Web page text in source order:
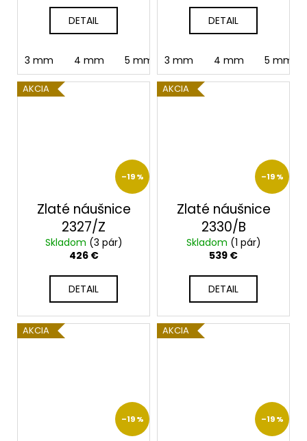
DETAIL
3 mm 4 mm 5 mm 6 mm
DETAIL
3 mm 4 mm 5 mm
AKCIA
–19 %
Zlaté náušnice
2327/Z
Skladom (3 pár)
426 €
DETAIL
AKCIA
–19 %
Zlaté náušnice
2330/B
Skladom (1 pár)
539 €
DETAIL
AKCIA
–19 %
AKCIA
–19 %